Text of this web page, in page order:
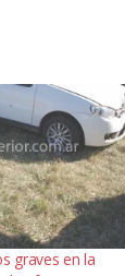
graves en la